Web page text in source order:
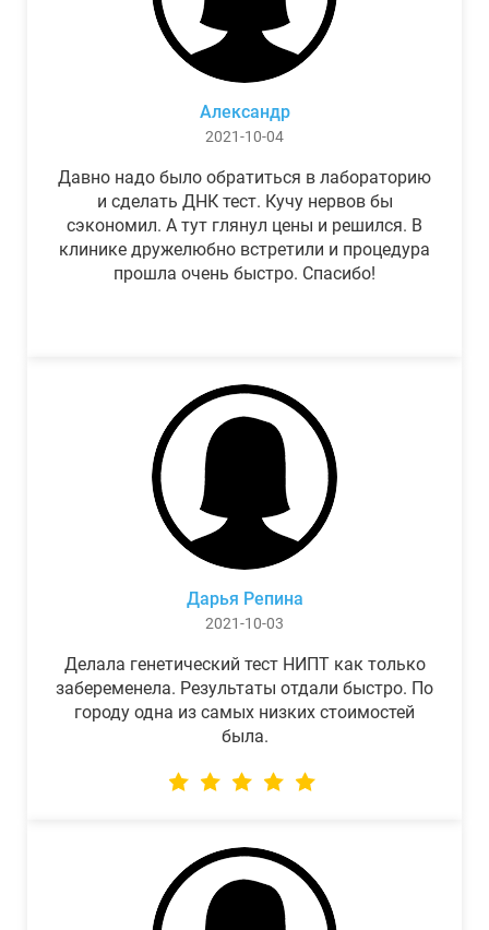
Александр
2021-10-04
Давно надо было обратиться в лабораторию
и сделать ДНК тест. Кучу нервов бы
сэкономил. А тут глянул цены и решился. В
клинике дружелюбно встретили и процедура
прошла очень быстро. Спасибо!
Дарья Репина
2021-10-03
Делала генетический тест НИПТ как только
забеременела. Результаты отдали быстро. По
городу одна из самых низких стоимостей
была.